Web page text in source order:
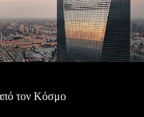
τον Κόσμο